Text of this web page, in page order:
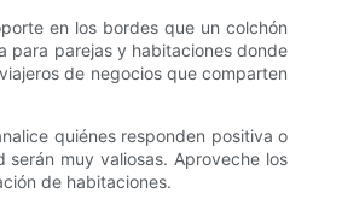
en los bordes que un colchón
para parejas y habitaciones donde
de negocios que comparten
quiénes responden positiva o
muy valiosas. Aproveche los
de habitaciones.